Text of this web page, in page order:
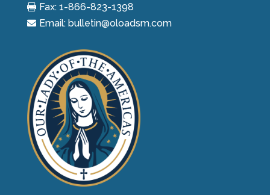
 Fax: 1-866-823-1398
 Email: bulletin@oloadsm.com